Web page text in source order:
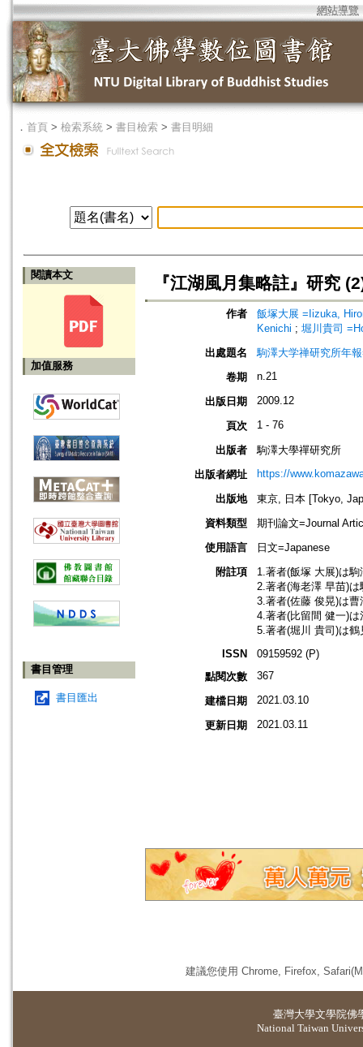
網站導覽
． 首頁 > 檢索系統 > 書目檢索 > 書目明細
閱讀本文
加值服務
書目管理
書目匯出
『江湖風月集略註』研究
作者
飯塚大展 =Iizuka,
Kenichi ; 堀川貴司
出處題名
駒澤大学禅研究所年
卷期
n.21
出版日期 2009.12
頁次 1 - 76
出版者
駒澤大學禪研究所
出版者網址
https://
出版地
東京, 日本 [Tokyo,
資料類型
期刊論文=Journal
使用語言
日文=Japanese
附註項
1.著者(飯塚 大展)は
2.著者(海老澤 早苗)
3.著者(佐藤 俊晃)は
4.著者(比留間 健一)
5.著者(堀川 貴司)は
ISSN
09159592 (P)
點閱次數
367
建檔日期 2021.03.10
更新日期 2021.03.11
建議您使用 Chrome, Firefox,
臺灣大學文學院佛
National Taiwan